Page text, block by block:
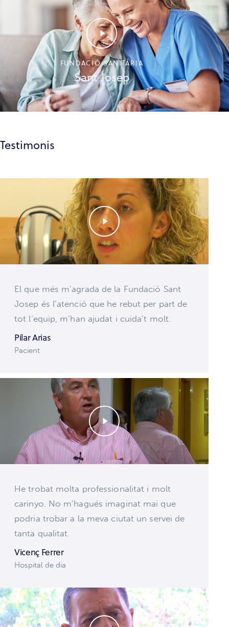
FUNDACIÓ SANITÀRIA
Sant Josep
Testimonis
El que més m’agrada de la Fundació Sant
Josep és l’atenció que he rebut per part de
tot l’equip, m’han ajudat i cuida’t molt.
Pilar Arias
Pacient
He trobat molta professionalitat i molt
carinyo. No m’hagués imaginat mai que
podria trobar a la meva ciutat un servei de
tanta qualitat.
Vicenç Ferrer
Hospital de dia